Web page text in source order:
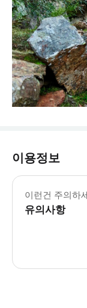
이용정보
이런건 주의하
유의사항